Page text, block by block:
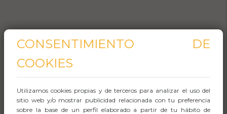
CONSENTIMIENTO DE
COOKIES
Utilizamos cookies propias y de terceros para analizar el uso del
sitio web y/o mostrar publicidad relacionada con tu preferencia
sobre la base de un perfil elaborado a partir de tu hábito de